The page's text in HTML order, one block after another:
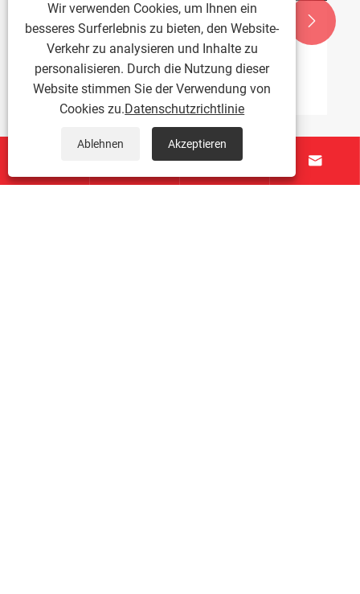
für das
tiefer Löcher.
Ausland geliefert
Mehr sehen >>

 
Wir verwenden Cookies, um Ihnen ein
besseres Surferlebnis zu bieten, den Website-
Verkehr zu analysieren und Inhalte zu
personalisieren. Durch die Nutzung dieser
Website stimmen Sie der Verwendung von
Cookies zu.Datenschutzrichtlinie
Ablehnen Akzeptieren